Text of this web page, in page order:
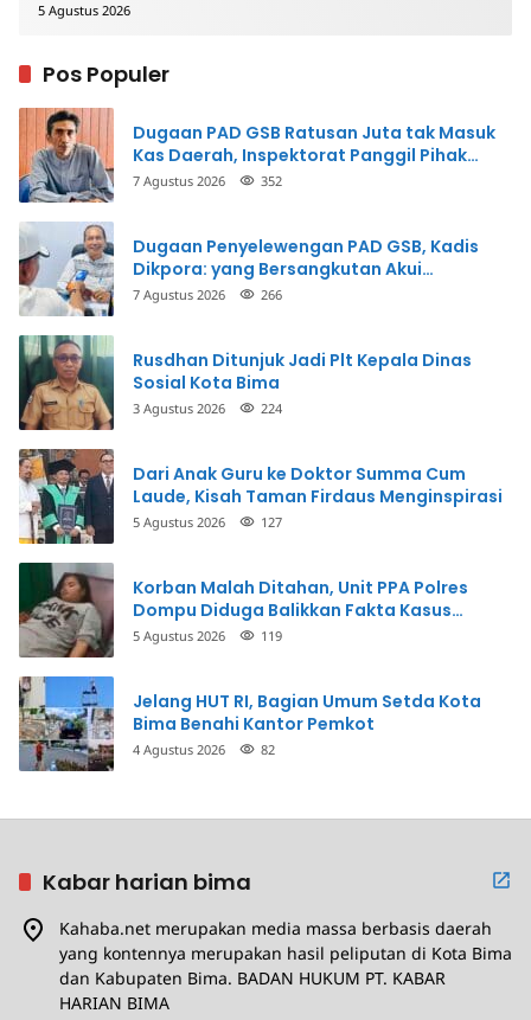
5 Agustus 2026
Pos Populer
Dugaan PAD GSB Ratusan Juta tak Masuk
Kas Daerah, Inspektorat Panggil Pihak
Terkait
7 Agustus 2026 352
Dugaan Penyelewengan PAD GSB, Kadis
Dikpora: yang Bersangkutan Akui
Perbuatannya dan Siap Mengembalikan
7 Agustus 2026 266
Rusdhan Ditunjuk Jadi Plt Kepala Dinas
Sosial Kota Bima
3 Agustus 2026 224
Dari Anak Guru ke Doktor Summa Cum
Laude, Kisah Taman Firdaus Menginspirasi
5 Agustus 2026 127
Korban Malah Ditahan, Unit PPA Polres
Dompu Diduga Balikkan Fakta Kasus
Penganiayaan
5 Agustus 2026 119
Jelang HUT RI, Bagian Umum Setda Kota
Bima Benahi Kantor Pemkot
4 Agustus 2026 82
Kabar harian bima
Kahaba.net merupakan media massa berbasis daerah
yang kontennya merupakan hasil peliputan di Kota Bima
dan Kabupaten Bima. BADAN HUKUM PT. KABAR
HARIAN BIMA